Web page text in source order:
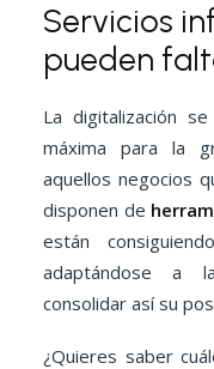
Servicios
pueden
La digitalización
máxima para la
aquellos negocios
disponen de
están
adaptándose a
consolidar así su
¿Quieres saber